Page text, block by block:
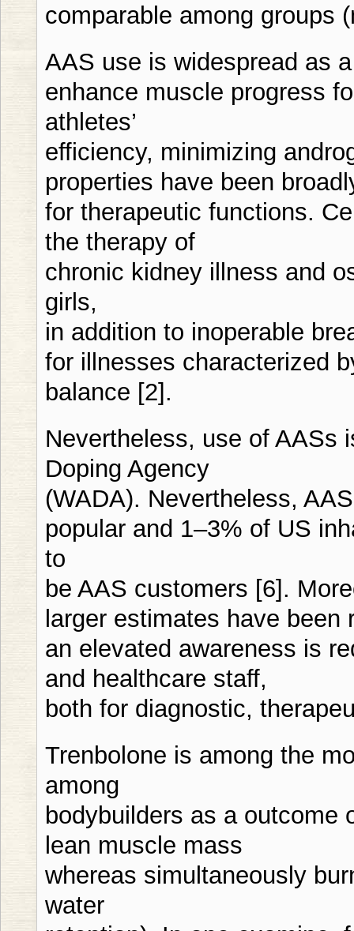
comparable among groups
AAS use is widespread as
enhance muscle progress
athletes’
efficiency, minimizing
properties have been
for therapeutic functions.
the therapy of
chronic kidney illness and
girls,
in addition to inoperable
for illnesses characterized
balance [2].
Nevertheless, use of AASs
Doping Agency
(WADA). Nevertheless,
popular and 1–3% of US
to
be AAS customers [6].
larger estimates have been
an elevated awareness is
and healthcare staff,
both for diagnostic,
Trenbolone is among the
among
bodybuilders as a outcome
lean muscle mass
whereas simultaneously
water